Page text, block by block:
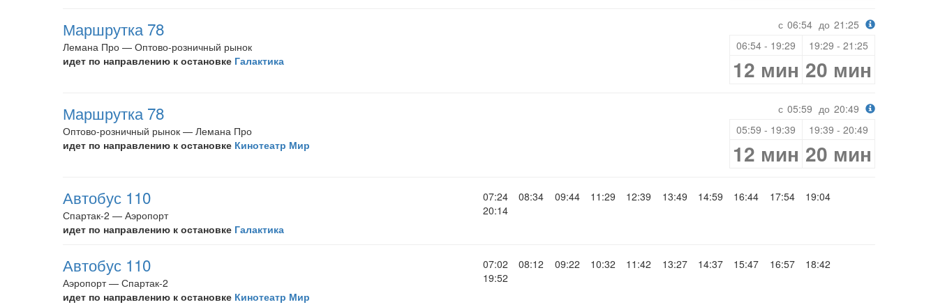
Маршрутка 78
Лемана Про — Оптово-розничный рынок
идет по направлению к остановке Галактика
с 06:54 до 21:25
06:54 - 19:29
19:29 - 21:25
12 мин 20 мин
Маршрутка 78
Оптово-розничный рынок — Лемана Про
идет по направлению к остановке Кинотеатр Мир
с 05:59 до 20:49
05:59 - 19:39
19:39 - 20:49
12 мин 20 мин
Автобус 110
Спартак-2 — Аэропорт
идет по направлению к остановке Галактика
07:24 08:34 09:44 11:29 12:39 13:49 14:59 16:44 17:54
19:04
20:14
Автобус 110
Аэропорт — Спартак-2
идет по направлению к остановке Кинотеатр Мир
07:02 08:12 09:22 10:32 11:42 13:27 14:37 15:47 16:57
18:42
19:52